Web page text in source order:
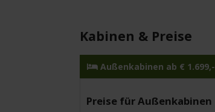
Kabinen & Preise
Außenkabinen ab € 1.699,-
Preise für Außenkabinen